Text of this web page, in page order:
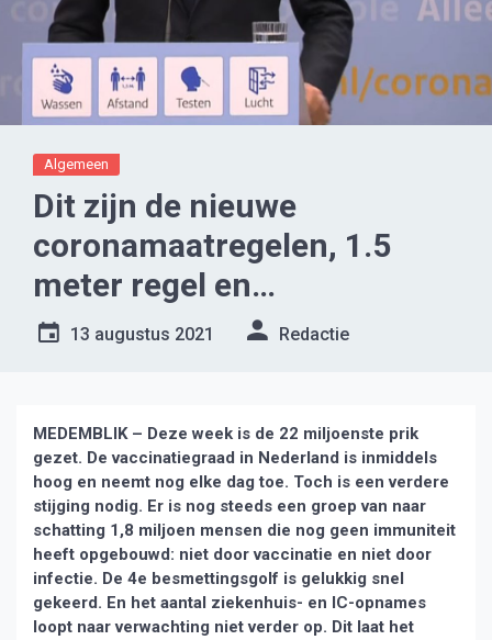
Algemeen
Dit zijn de nieuwe
coronamaatregelen, 1.5
meter regel en
mondkapjesplicht
13 augustus 2021 Redactie
MEDEMBLIK – Deze week is de 22 miljoenste prik
gezet. De vaccinatiegraad in Nederland is inmiddels
hoog en neemt nog elke dag toe. Toch is een verdere
stijging nodig. Er is nog steeds een groep van naar
schatting 1,8 miljoen mensen die nog geen immuniteit
heeft opgebouwd: niet door vaccinatie en niet door
infectie. De 4e besmettingsgolf is gelukkig snel
gekeerd. En het aantal ziekenhuis- en IC-opnames
loopt naar verwachting niet verder op. Dit laat het